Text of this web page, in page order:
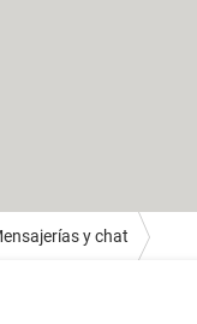
y chat